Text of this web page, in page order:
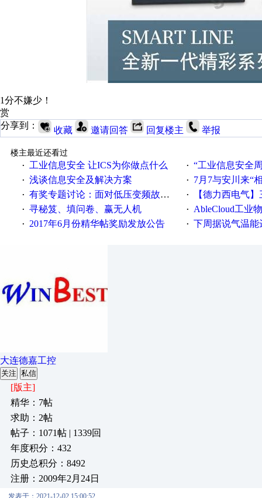
1分不嫌少！
赏
分享到：
收藏 邀请回答 回复楼主 举报
楼主最近还看过
·
工业信息安全 让ICS为你做点什么 · “工业信息安全周之我见”
· 浅谈信息安全及解决方案 · 7月7与安川来“
· 有奖专题讨论：面对低压变频故障，老手是这样解决的！ · 【德力西电气】三
· 寻秘笈、填问卷、赢无人机 · AbleCloud工业物联
· 2017年6月份精华帖奖励发放公告 · 下周据说气温能
大连德嘉工控
关注 私信
[版主]
精华：7帖
求助：2帖
帖子：1071帖 | 1339回
年度积分：432
历史总积分：8492
注册：2009年2月24日
发表于：2021-12-02 15:00:52